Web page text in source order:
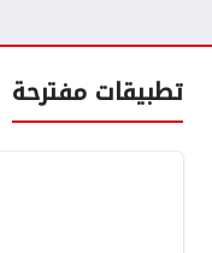
تطبيقات مفترحة